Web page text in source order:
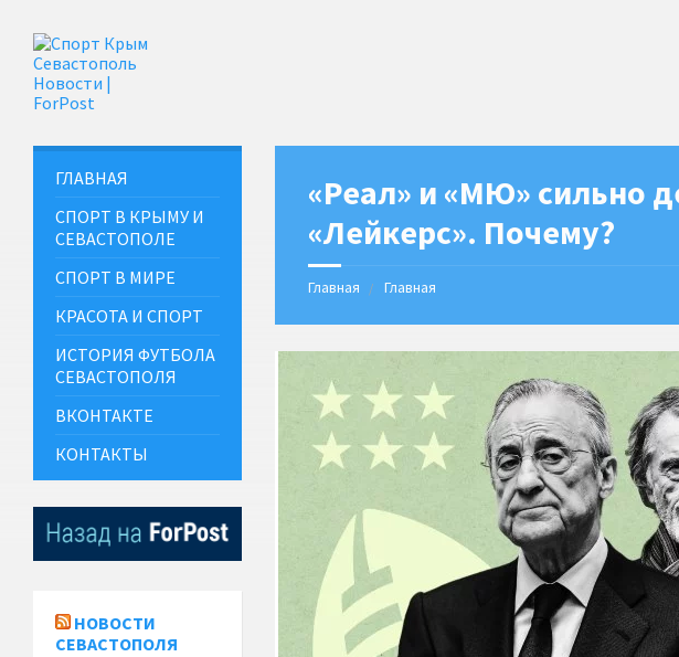
«Реал» и «МЮ» сильно
«Лейкерс». Почему?
Главная Главная
ГЛАВНАЯ
СПОРТ В КРЫМУ И
СЕВАСТОПОЛЕ
СПОРТ В МИРЕ
КРАСОТА И СПОРТ
ИСТОРИЯ ФУТБОЛА
СЕВАСТОПОЛЯ
ВКОНТАКТЕ
КОНТАКТЫ
НОВОСТИ
СЕВАСТОПОЛЯ